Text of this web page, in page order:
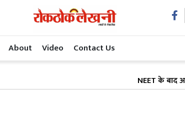
About Video Contact Us
NEET के बाद अब